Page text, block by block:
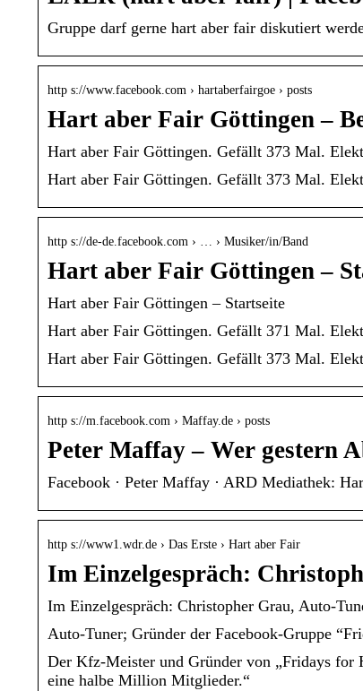
Gruppe darf gerne hart aber fair diskutiert
http s://www.facebook.com › hartaberfairgoe › posts
Hart aber Fair Göttingen –
Hart aber Fair Göttingen. Gefällt 373 Mal.
Hart aber Fair Göttingen. Gefällt 373 Mal.
http s://de-de.facebook.com › … › Musiker/in/Band
Hart aber Fair Göttingen –
Hart aber Fair Göttingen – Startseite
Hart aber Fair Göttingen. Gefällt 371 Mal.
Hart aber Fair Göttingen. Gefällt 373 Mal.
http s://m.facebook.com › Maffay.de › posts
Peter Maffay – Wer gestern
Facebook · Peter Maffay · ARD Mediathek:
http s://www1.wdr.de › Das Erste › Hart aber Fair
Im Einzelgespräch:
Im Einzelgespräch: Christopher Grau, Auto-
Auto-Tuner; Gründer der Facebook-Gruppe
Der Kfz-Meister und Gründer von „Fridays for
eine halbe Million Mitglieder.“